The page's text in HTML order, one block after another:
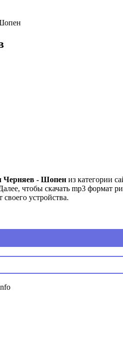
Черняев - Шопен из категории
чтобы скачать mp3 формат
устройства.